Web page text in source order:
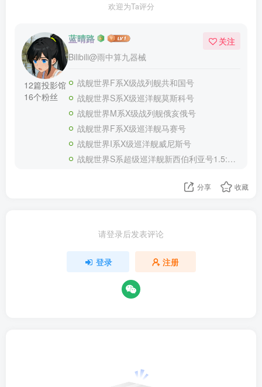
欢迎为Ta评分
12篇投影馆
16个粉丝
蓝晴路
Bilibili@雨中算九器械
关注
战舰世界F系X级战列舰共和国号
战舰世界S系X级巡洋舰莫斯科号
战舰世界M系X级战列舰俄亥俄号
战舰世界F系X级巡洋舰马赛号
战舰世界I系X级巡洋舰威尼斯号
战舰世界S系超级巡洋舰新西伯利亚号1.5:1改进版
分享 收藏
请登录后发表评论
登录 注册